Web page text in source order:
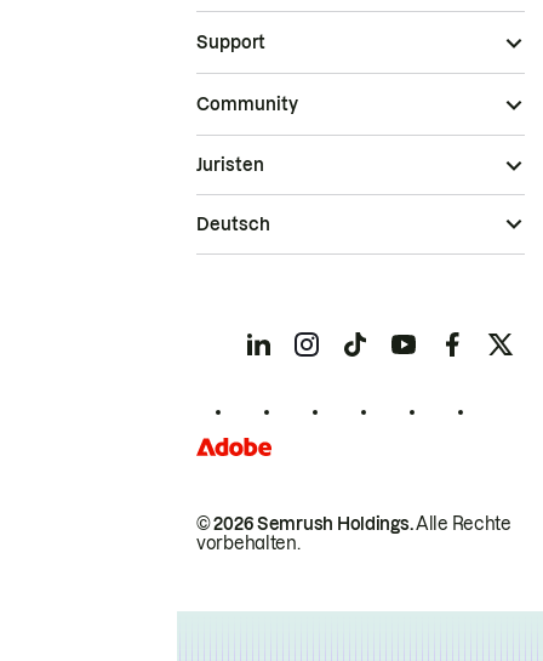
Support
Community
© 2026 Semrush Holdings.Alle Rechte
vorbehalten.
Juristen
Deutsch